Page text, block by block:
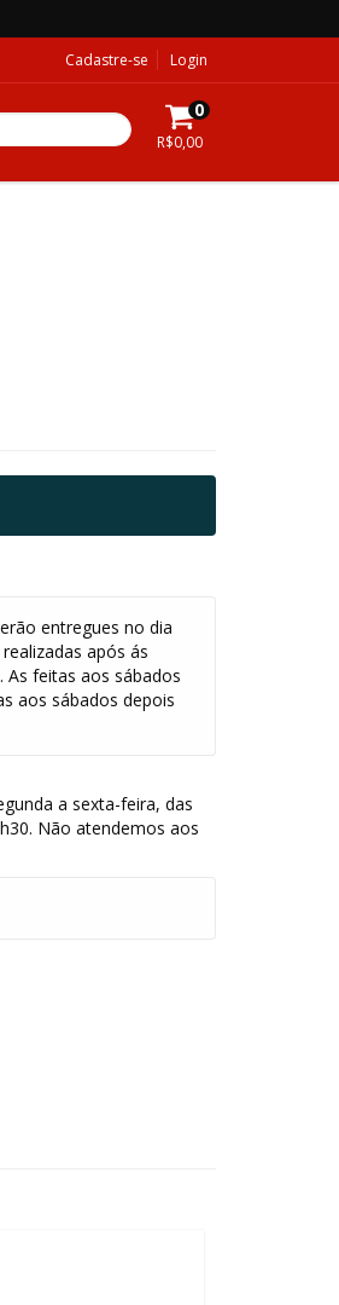
Cadastre-se Login
0
R$0,00
entregues no dia
após ás
As feitas aos sábados
aos sábados depois
a sexta-feira, das
Não atendemos aos